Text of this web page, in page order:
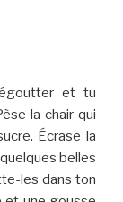
et tu
la chair qui
Écrase la
belles
les dans ton